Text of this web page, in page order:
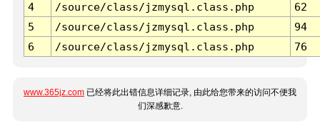
4
/source/class/jzmysql.class.php
62
5
/source/class/jzmysql.class.php
94
6
/source/class/jzmysql.class.php 76
www.365jz.com 已经将此出错信息详细记录, 由此给您带来的访问不便我
们深感歉意.